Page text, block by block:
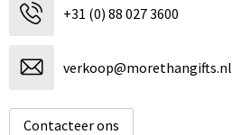
+31 (0) 88 027 3600
verkoop@morethangifts.nl
Contacteer ons